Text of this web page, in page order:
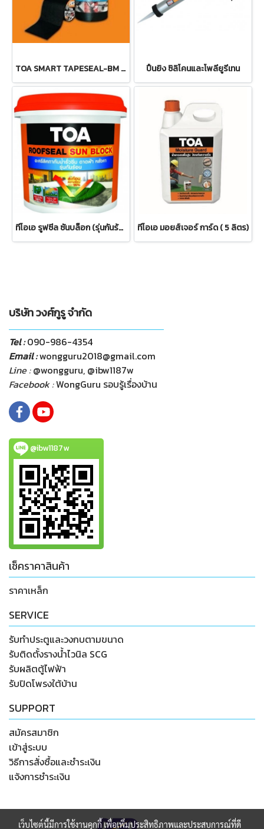
TOA SMART TAPESEAL-BM สมาร์ท เทปซีล บีเอ็ม ปืนยิง ซิลิโคนและโพลียูรีเทน
ทีโอเอ รูฟซีล ซันบล็อก (รุ่นกันร้อน) ทีโอเอ มอยส์เจอร์ การ์ด ( 5 ลิตร)
บริษัท วงศ์กูรู จำกัด
Tel :090-986-4354
Email :wongguru2018@gmail.com
Line :@wongguru, @ibw1187w
Facebook :WongGuru รอบรู้เรื่องบ้าน
@ibw1187w
เช็คราคาสินค้า
ราคาเหล็ก
SERVICE
รับทำประตูและวงกบตามขนาด
รับติดตั้งรางน้ำไวนิล SCG
รับผลิตตู้ไฟฟ้า
รับปิดโพรงใต้บ้าน
SUPPORT
สมัครสมาชิก
เข้าสู่ระบบ
วิธีการสั่งซื้อและชำระเงิน
แจ้งการชำระเงิน
เว็บไซต์นี้มีการใช้งานคุกกี้ เพื่อเพิ่มประสิทธิภาพและประสบการณ์ที่ดี